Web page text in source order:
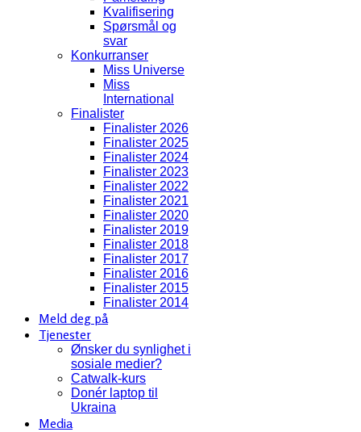
Kvalifisering
Spørsmål og
svar
Konkurranser
Miss Universe
Miss
International
Finalister
Finalister 2026
Finalister 2025
Finalister 2024
Finalister 2023
Finalister 2022
Finalister 2021
Finalister 2020
Finalister 2019
Finalister 2018
Finalister 2017
Finalister 2016
Finalister 2015
Finalister 2014
Meld deg på
Tjenester
Ønsker du synlighet i
sosiale medier?
Catwalk-kurs
Donér laptop til
Ukraina
Media